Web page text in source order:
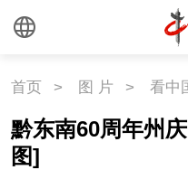
首页 > 图 片 > 看中
黔东南60周年州
图]